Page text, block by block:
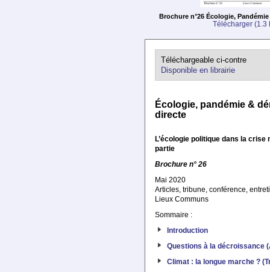
Brochure n°26 Écologie,
Télécharger (1.3
Téléchargeable ci-contre
Disponible en librairie
Écologie, pandémie &
directe
L’écologie politique dans la
partie
Brochure n° 26
Mai 2020
Articles, tribune, conférence,
Lieux Communs
Sommaire :
Introduction
Questions à la décroissance
Climat : la longue marche ?